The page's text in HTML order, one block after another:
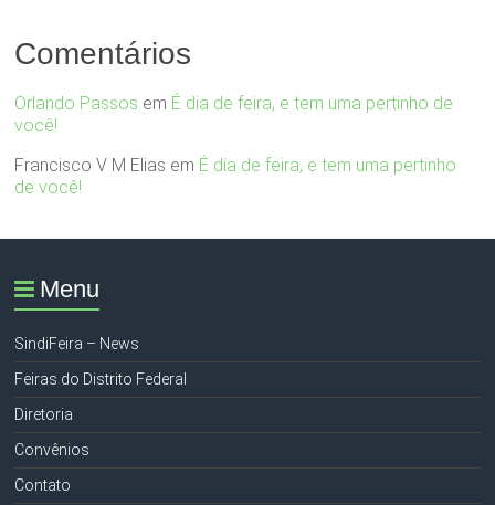
Comentários
Orlando Passos em É dia de feira, e tem uma pertinho de
você!
Francisco V M Elias em É dia de feira, e tem uma pertinho
de você!
Menu
SindiFeira – News
Feiras do Distrito Federal
Diretoria
Convênios
Contato